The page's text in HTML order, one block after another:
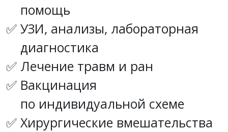
помощь
УЗИ, анализы, лабораторная
диагностика
Лечение травм и ран
Вакцинация
по индивидуальной схеме
Хирургические вмешательства